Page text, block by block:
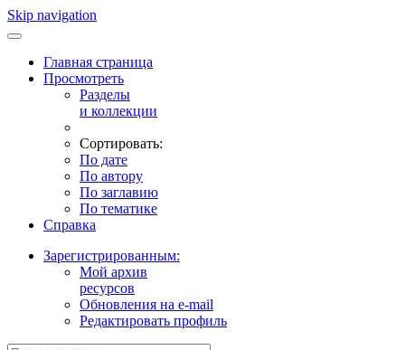
Skip navigation
Главная страница
Просмотреть
Разделы
и коллекции
Сортировать:
По дате
По автору
По заглавию
По тематике
Справка
Зарегистрированным:
Мой архив
ресурсов
Обновления на e-mail
Редактировать профиль